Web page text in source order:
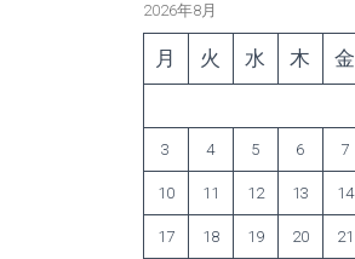
2026年8月
月 火 水 木 金
3 4 5 6 7
10 11 12 13 14
17 18 19 20 21